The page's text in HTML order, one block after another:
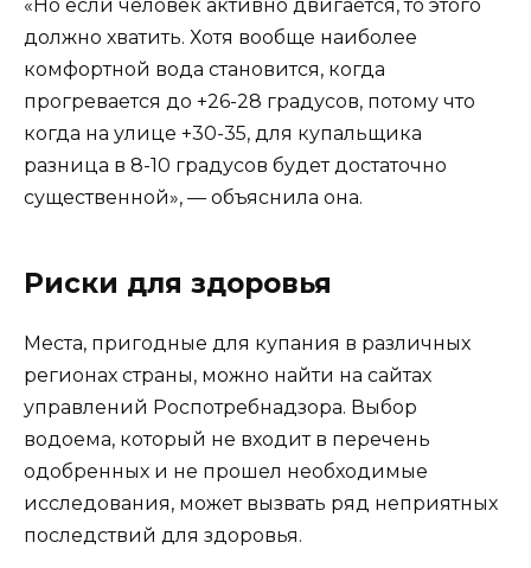
«Но если человек активно двигается, то этого
должно хватить. Хотя вообще наиболее
комфортной вода становится, когда
прогревается до +26-28 градусов, потому что
когда на улице +30-35, для купальщика
разница в 8-10 градусов будет достаточно
существенной», — объяснила она.
Риски для здоровья
Места, пригодные для купания в различных
регионах страны, можно найти на сайтах
управлений Роспотребнадзора. Выбор
водоема, который не входит в перечень
одобренных и не прошел необходимые
исследования, может вызвать ряд неприятных
последствий для здоровья.